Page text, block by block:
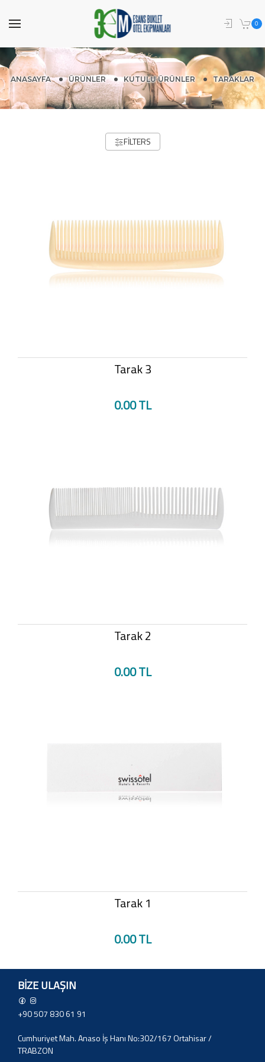
0
ANASAYFA ÜRÜNLER KUTULU ÜRÜNLER TARAKLAR
FILTERS
Tarak 3
0.00 TL
Tarak 2
0.00 TL
Tarak 1
0.00 TL
BIZE ULAŞIN
+90 507 830 61 91
Cumhuriyet Mah. Anaso İş Hanı No:302/167 Ortahisar /
TRABZON